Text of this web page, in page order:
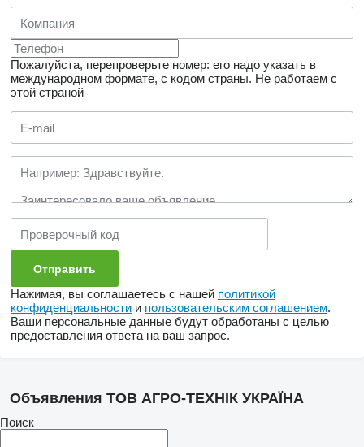
Пожалуйста, перепроверьте номер: его надо указать в
международном формате, с кодом страны. Не работаем с
этой страной
Нажимая, вы соглашаетесь с нашей политикой
конфиденциальности и пользовательским соглашением.
Ваши персональные данные будут обработаны с целью
предоставления ответа на ваш запрос.
Объявления ТОВ АГРО-ТЕХНІК УКРАЇНА
Поиск